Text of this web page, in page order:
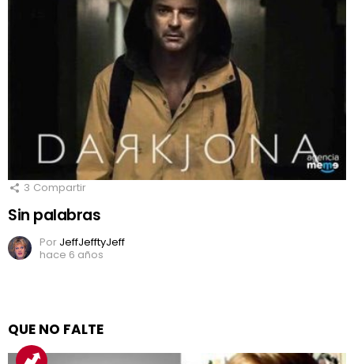
3 Compartir
Sin palabras
Por JeffJefftyJeff
hace 6 años
QUE NO FALTE